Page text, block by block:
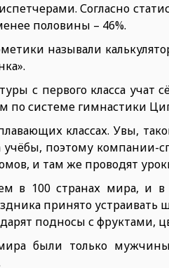
Согласно
половины – 46%.
называли
с первого класса
по системе гимнастики
классах. Увы,
поэтому компании-
и там же проводят
в 100 странах мира, и
принято
подносы с фруктами,
были только